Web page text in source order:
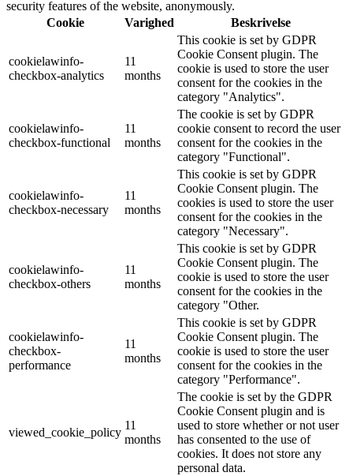
security features of the website, anonymously.
Cookie
Varighed Beskrivelse
cookielawinfo-
checkbox-analytics
11
months
This cookie is set by GDPR
Cookie Consent plugin. The
cookie is used to store the user
consent for the cookies in the
category "Analytics".
cookielawinfo-
checkbox-functional
11
months
The cookie is set by GDPR
cookie consent to record the user
consent for the cookies in the
category "Functional".
cookielawinfo-
checkbox-necessary
11
months
This cookie is set by GDPR
Cookie Consent plugin. The
cookies is used to store the user
consent for the cookies in the
category "Necessary".
cookielawinfo-
checkbox-others
11
months
This cookie is set by GDPR
Cookie Consent plugin. The
cookie is used to store the user
consent for the cookies in the
category "Other.
cookielawinfo-
checkbox-
performance
11
months
This cookie is set by GDPR
Cookie Consent plugin. The
cookie is used to store the user
consent for the cookies in the
category "Performance".
viewed_cookie_policy
11
months
The cookie is set by the GDPR
Cookie Consent plugin and is
used to store whether or not user
has consented to the use of
cookies. It does not store any
personal data.